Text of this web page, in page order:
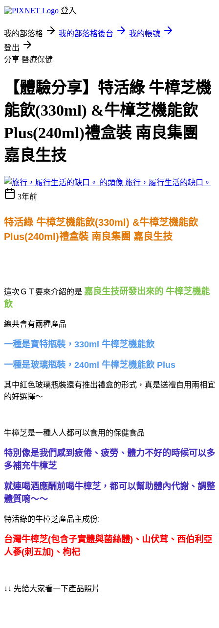
登入
我的部落格 我的部落格後台
我的帳號
登出
分享 醫療保健
【體驗分享】特活綠 牛樟芝機
能飲(330ml) &牛樟芝機能飲
Plus(240ml)禮盒裝 南良集團
嘉良生技
旅行，履行生活的缺口。
3年前
特活綠 牛樟芝機能飲(330ml) &牛樟芝機能飲
Plus(240ml)禮盒裝 南良集團 嘉良生技
這次ＧＴ要來介紹的是 嘉良生技研發出來的 牛樟芝機能
飲
總共會有兩種產品
一種是寶特瓶裝，330ml 牛樟芝機能飲
一種是玻璃瓶裝，240ml 牛樟芝機能飲 Plus
其中紅色玻璃瓶裝還有推出禮盒的形式，真是送禮自用兩相宜
的好選擇～
牛樟芝是一種人人都可以食用的保健食品
特別像是我們感到疲倦、疲勞、體力不好的時候可以多
多補充牛樟芝
就連喝酒應酬前喝牛樟芝，都可以幫助體內代謝、調整
體質唷～～
特活綠的牛樟芝產品主成份:
台灣牛樟芝(包含子實體與菌絲體)、山伏茸、西伯利亞
人蔘(刺五加)、枸杞
↓↓ 先給大家看一下產品照片